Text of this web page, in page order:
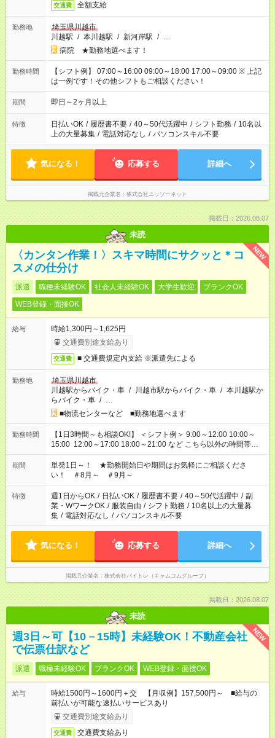
交通費 全額支給
勤務地
埼玉県川越市
川越駅 / 本川越駅 / 新河岸駅 / …
病院 ★勤務地選べます！
勤務時間
【シフト例】 07:00～16:00 09:00～18:00 17:00～09:00 ※ 上記
は一例です！その他シフトもご相談ください！
期間 即日～2ヶ月以上
特徴 日払いOK / 履歴書不要 / 40～50代活躍中 / シフト勤務 / 10名以
上の大量募集 / 電話対応なし / パソコンスキル不要
気になる！ 応募する 詳細へ
掲載元企業名 株式会社ニッソーネット
掲載日：2026.08.07
未読
NEW
〈カンタン作業！〉スキマ時間にサクッと＊コ
スメの仕分け
派遣 職種未経験OK 社会人未経験OK 大学生歓迎
ブランクOK
WEB登録・面接OK
給与
時給1,300円～1,625円
交通費別途支給あり
交通費 ■ 交通費規定内支給 ※派遣先による
勤務地
埼玉県川越市
川越駅からバイク・車 / 川越市駅からバイク・車 / 本川越駅か
らバイク・車 / …
■物流センターなど ■勤務地選べます
勤務時間
【1日3時間～も相談OK!】 ＜シフト例＞ 9:00～12:00 10:00～
15:00 12:00～17:00 18:00～21:00 など こちら以外の時間帯も
お気軽にご相談ください！
期間
単発1日～！ ★勤務開始日や期間はお気軽にご相談くださ
い！ ＃8月～ ＃9月～
特徴 週1日からOK / 日払いOK / 履歴書不要 / 40～50代活躍中 / 副
業・WワークOK / 服装自由 / シフト勤務 / 10名以上の大量募
集 / 電話対応なし / パソコンスキル不要
気になる！ 応募する 詳細へ
掲載元企業名 株式会社バイトレ（キャムコムグループ）
掲載日：2026.08.07
未読
NEW
週3日～可【10－15時】未経験OK！不動産会社
で伝票仕訳など
派遣 職種未経験OK ブランクOK WEB登録・面接OK
給与
時給1500円～1600円＋交 【月収例】157,500円～ ■給与の
前払いが可能な速払いサービスあり
交通費別途支給あり
交通費 交通費支給あり